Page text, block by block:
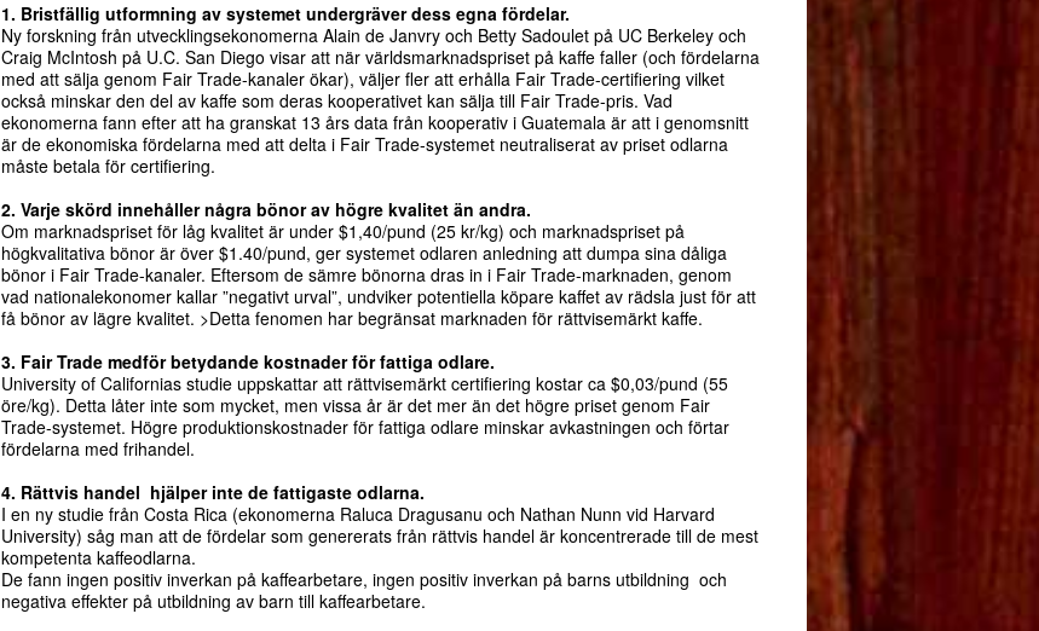
1. Bristfällig utformning av systemet undergräver dess egna fördelar.
Ny forskning från utvecklingsekonomerna Alain de Janvry och Betty Sadoulet på UC Berkeley och
Craig McIntosh på U.C. San Diego visar att när världsmarknadspriset på kaffe faller (och fördelarna
med att sälja genom Fair Trade-kanaler ökar), väljer fler att erhålla Fair Trade-certifiering vilket
också minskar den del av kaffe som deras kooperativet kan sälja till Fair Trade-pris. Vad
ekonomerna fann efter att ha granskat 13 års data från kooperativ i Guatemala är att i genomsnitt
är de ekonomiska fördelarna med att delta i Fair Trade-systemet neutraliserat av priset odlarna
måste betala för certifiering.
2. Varje skörd innehåller några bönor av högre kvalitet än andra.
Om marknadspriset för låg kvalitet är under $1,40/pund (25 kr/kg) och marknadspriset på
högkvalitativa bönor är över $1.40/pund, ger systemet odlaren anledning att dumpa sina dåliga
bönor i Fair Trade-kanaler. Eftersom de sämre bönorna dras in i Fair Trade-marknaden, genom
vad nationalekonomer kallar ”negativt urval”, undviker potentiella köpare kaffet av rädsla just för att
få bönor av lägre kvalitet. >Detta fenomen har begränsat marknaden för rättvisemärkt kaffe.
3. Fair Trade medför betydande kostnader för fattiga odlare.
University of Californias studie uppskattar att rättvisemärkt certifiering kostar ca $0,03/pund (55
öre/kg). Detta låter inte som mycket, men vissa år är det mer än det högre priset genom Fair
Trade-systemet. Högre produktionskostnader för fattiga odlare minskar avkastningen och förtar
fördelarna med frihandel.
4. Rättvis handel hjälper inte de fattigaste odlarna.
I en ny studie från Costa Rica (ekonomerna Raluca Dragusanu och Nathan Nunn vid Harvard
University) såg man att de fördelar som genererats från rättvis handel är koncentrerade till de mest
kompetenta kaffeodlarna.
De fann ingen positiv inverkan på kaffearbetare, ingen positiv inverkan på barns utbildning och
negativa effekter på utbildning av barn till kaffearbetare.